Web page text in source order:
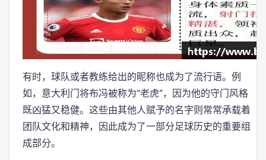
有时，球队或者教练给出的昵称也成为了流行语。例
如，意大利门将布冯被称为“老虎”，因为他的守门风格
既凶猛又稳健。这些由其他人赋予的名字则常常承载着
团队文化和精神，因此成为了一部分足球历史的重要组
成部分。